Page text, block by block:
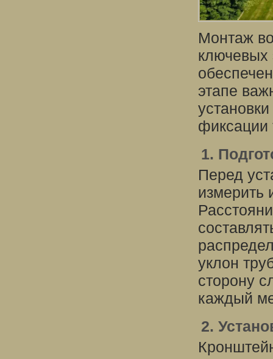
Монтаж
ключевых
этапе
фиксации
1.
Перед
измерить
уклон
сторону
каждый
2.